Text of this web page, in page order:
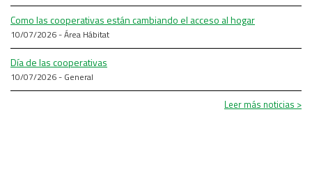
Como las cooperativas están cambiando el acceso al hogar
10/07/2026 - Área Hábitat
Día de las cooperativas
10/07/2026 - General
Leer más noticias >